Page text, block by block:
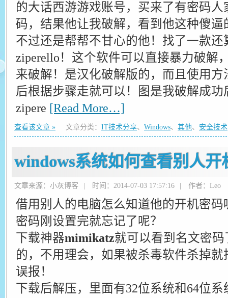
的大话西游游戏账号，买来了有密码
码，结果他让我破解，看到他这种傻
不过还是帮帮不甘心的他！找了一款
ziperello！这个软件可以直接暴力破解
来破解！是汉化破解版的，而且使用
后根据步骤走就可以！图是我破解成
zipere [Read More…]
查看该文章 » 文章分类： IT技术分享、 Windows、 其他、 安全技术
windows系统如何查看别人开
文章来源：小灰博客 时间：2014-07-03 17:57:16 作者：Leo
借用别人的电脑怎么知道他的开机密
密码刚设置完就忘记了呢？
下载神器mimikatz就可以看到名文密
的，不用理会，如果被杀毒软件杀掉
误报！
下载后解压，里面有32位系统和64位